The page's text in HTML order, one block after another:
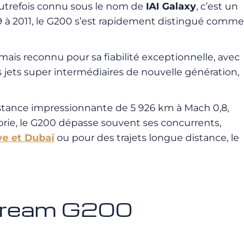
connu sous le nom de IAI Galaxy, c’est un
2011, le G200 s’est rapidement distingué comme
reconnu pour sa fiabilité exceptionnelle, avec
super intermédiaires de nouvelle génération,
impressionnante de 5 926 km à Mach 0,8,
le G200 dépasse souvent ses concurrents,
et Dubaï ou pour des trajets longue distance, le
G200